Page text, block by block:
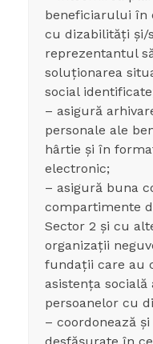
beneficiarului în
cu dizabilități și/
reprezentantul
soluționarea
social
– asigură
personale ale
hârtie și în
electronic;
– asigură buna
compartimente
Sector 2 și cu
organizații
fundații care au
asistența socială
persoanelor cu
– coordonează